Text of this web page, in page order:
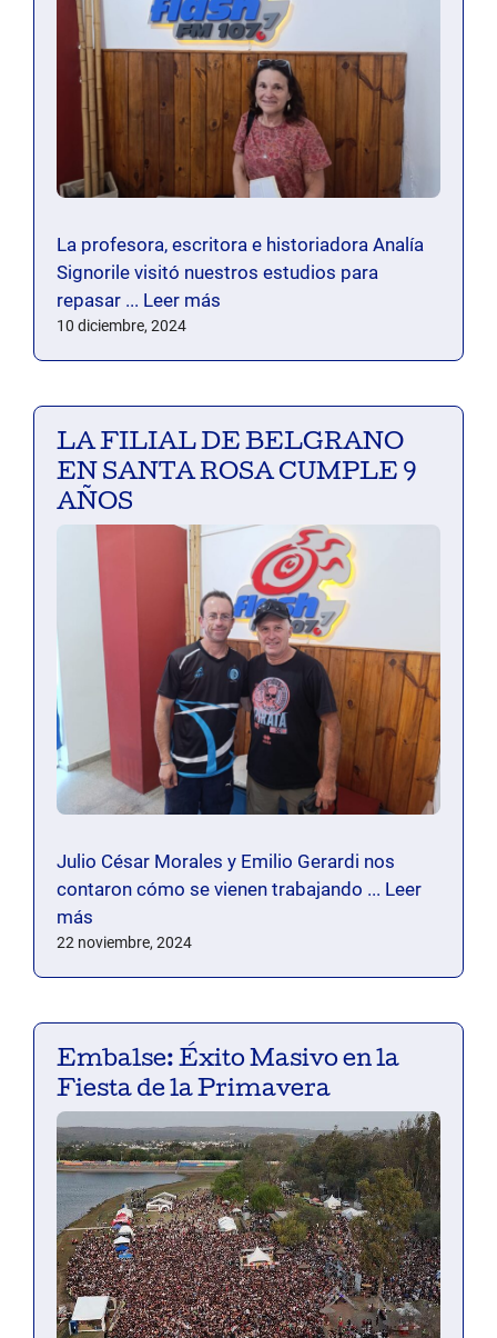
La profesora, escritora e historiadora Analía
Signorile visitó nuestros estudios para
repasar ... Leer más
10 diciembre, 2024
LA FILIAL DE BELGRANO
EN SANTA ROSA CUMPLE 9
AÑOS
Julio César Morales y Emilio Gerardi nos
contaron cómo se vienen trabajando ... Leer
más
22 noviembre, 2024
Embalse: Éxito Masivo en la
Fiesta de la Primavera